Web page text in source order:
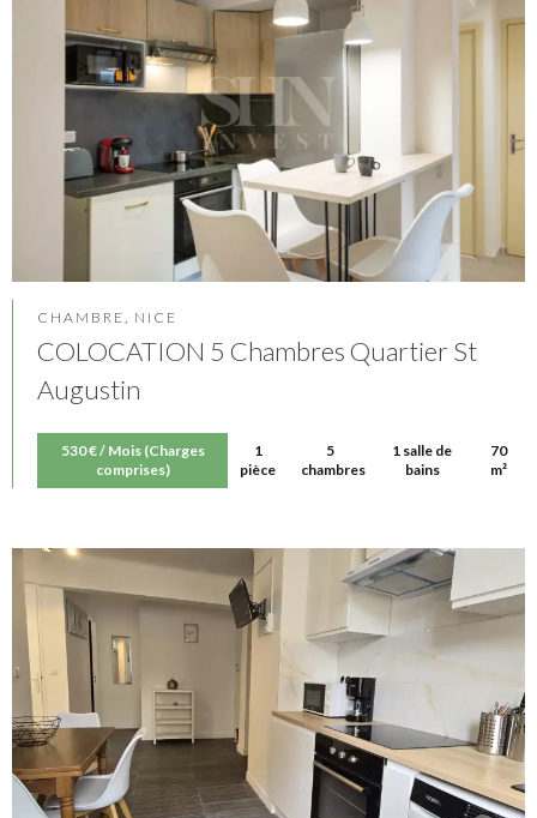
CHAMBRE, NICE
COLOCATION 5 Chambres Quartier St
Augustin
530 € / Mois (Charges
comprises)
1
pièce
5
chambres
1 salle de
bains
70
m²